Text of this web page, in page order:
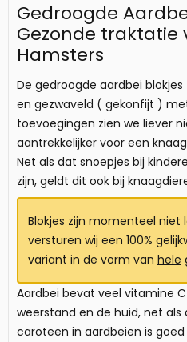
Gedroogde
Gezonde traktatie
Hamsters
De gedroogde aardbei
en gezwaveld ( gekonfijt )
toevoegingen zien we liever
aantrekkelijker voor een
Net als dat snoepjes bij
zijn, geldt dit ook bij
Blokjes zijn momenteel niet
versturen wij een 100%
variant in de vorm van hele
Aardbei bevat veel vitamine
weerstand en de huid, net als
caroteen in aardbeien is